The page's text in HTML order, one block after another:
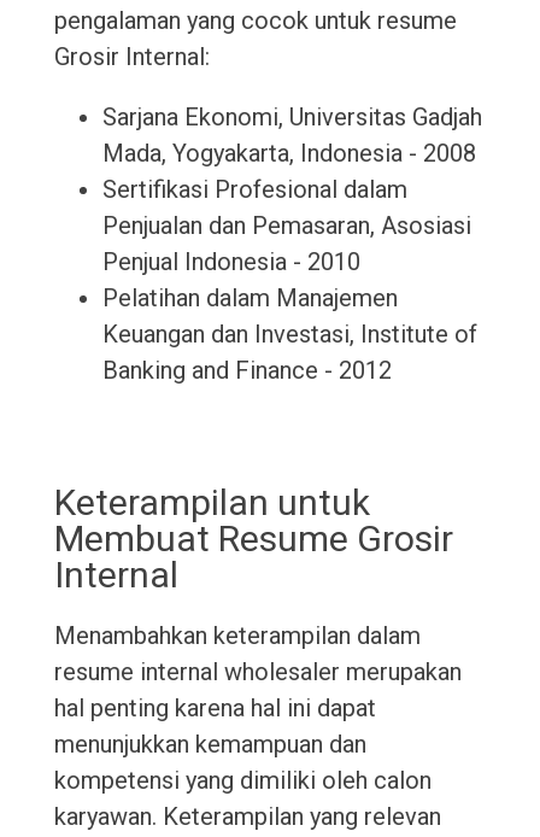
pengalaman yang cocok untuk resume
Grosir Internal:
Sarjana Ekonomi, Universitas Gadjah
Mada, Yogyakarta, Indonesia - 2008
Sertifikasi Profesional dalam
Penjualan dan Pemasaran, Asosiasi
Penjual Indonesia - 2010
Pelatihan dalam Manajemen
Keuangan dan Investasi, Institute of
Banking and Finance - 2012
Keterampilan untuk
Membuat Resume Grosir
Internal
Menambahkan keterampilan dalam
resume internal wholesaler merupakan
hal penting karena hal ini dapat
menunjukkan kemampuan dan
kompetensi yang dimiliki oleh calon
karyawan. Keterampilan yang relevan